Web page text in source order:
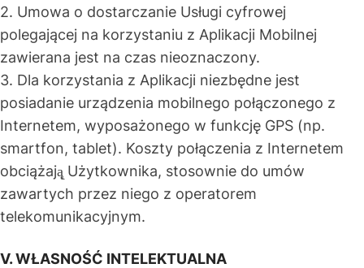
2. Umowa o dostarczanie Usługi cyfrowej
polegającej na korzystaniu z Aplikacji Mobilnej
zawierana jest na czas nieoznaczony.
3. Dla korzystania z Aplikacji niezbędne jest
posiadanie urządzenia mobilnego połączonego z
Internetem, wyposażonego w funkcję GPS (np.
smartfon, tablet). Koszty połączenia z Internetem
obciążają̨ Użytkownika, stosownie do umów
zawartych przez niego z operatorem
telekomunikacyjnym.
V. WŁASNOŚĆ INTELEKTUALNA